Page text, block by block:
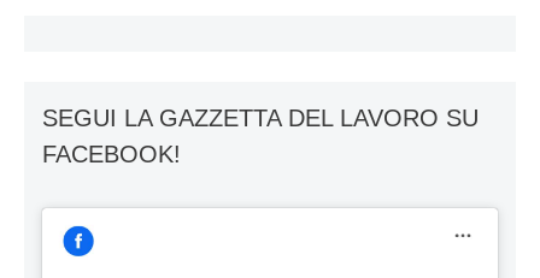
SEGUI LA GAZZETTA DEL LAVORO SU
FACEBOOK!